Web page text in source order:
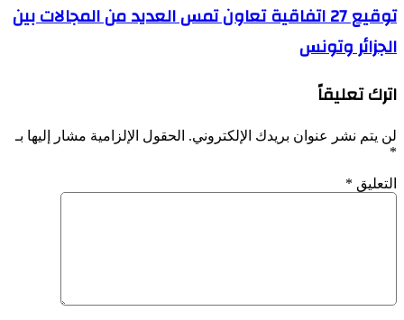
التجارية
بالجملة
ويسترجع
مليون
سنتيم
توقيع
27
اتفاقية
تعاون
العديد
المجالات
بين
وتونس
توقيع 27 اتفاقية تعاون تمس العديد من المجالات بين
الجزائر وتونس
اترك تعليقاً
لن يتم نشر عنوان بريدك الإلكتروني. الحقول الإلزامية مشار إليها بـ
*
التعليق *